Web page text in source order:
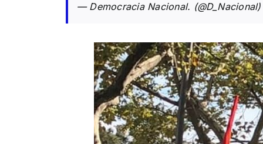
— Democracia Nacional. (@D_Nacional)